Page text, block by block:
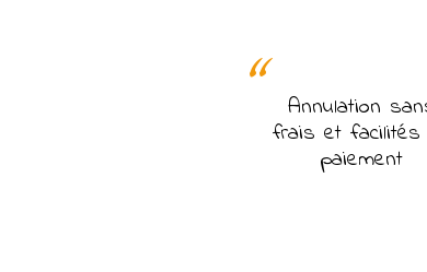
Annulation
frais et facilités
paiement